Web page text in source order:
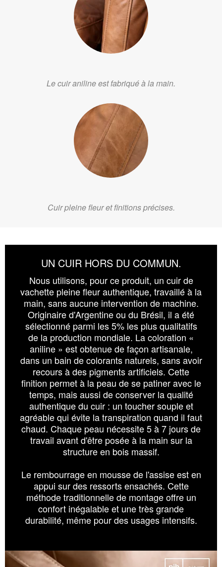
Le cuir aniline est fabriqué à la main.
Cuir pleine fleur et finitions précises.
UN CUIR HORS DU COMMUN.
Nous utilisons, pour ce produit, un cuir de
vachette pleine fleur authentique, travaillé à la
main, sans aucune intervention de machine.
Originaire d'Argentine ou du Brésil, il a été
sélectionné parmi les 5% les plus qualitatifs
de la production mondiale. La coloration «
aniline » est obtenue de façon artisanale,
dans un bain de colorants naturels, sans avoir
recours à des pigments artificiels. Cette
finition permet à la peau de se patiner avec le
temps, mais aussi de conserver la qualité
authentique du cuir : un toucher souple et
agréable qui évite la transpiration quand il faut
chaud. Chaque peau nécessite 5 à 7 jours de
travail avant d'être posée à la main sur la
structure en bois massif.
Le rembourrage en mousse de l'assise est en
appui sur des ressorts ensachés. Cette
méthode traditionnelle de montage offre un
confort inégalable et une très grande
durabilité, même pour des usages intensifs.